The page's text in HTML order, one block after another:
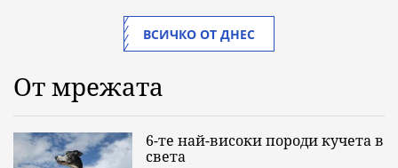
ВСИЧКО ОТ ДНЕС
От мрежата
6-те най-високи породи кучета в
света